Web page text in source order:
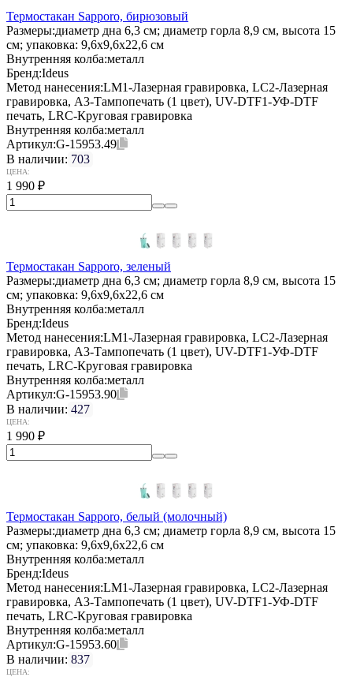
Термостакан Sapporo, бирюзовый
Размеры:диаметр дна 6,3 см; диаметр горла 8,9 см, высота 15
см; упаковка: 9,6x9,6x22,6 см
Внутренняя колба:металл
Бренд:Ideus
Метод нанесения:LM1-Лазерная гравировка, LC2-Лазерная
гравировка, A3-Тампопечать (1 цвет), UV-DTF1-УФ-DTF
печать, LRC-Круговая гравировка
Внутренняя колба:металл
Артикул:G-15953.49
В наличии: 703
ЦЕНА:
1 990 ₽
Термостакан Sapporo, зеленый
Размеры:диаметр дна 6,3 см; диаметр горла 8,9 см, высота 15
см; упаковка: 9,6x9,6x22,6 см
Внутренняя колба:металл
Бренд:Ideus
Метод нанесения:LM1-Лазерная гравировка, LC2-Лазерная
гравировка, A3-Тампопечать (1 цвет), UV-DTF1-УФ-DTF
печать, LRC-Круговая гравировка
Внутренняя колба:металл
Артикул:G-15953.90
В наличии: 427
ЦЕНА:
1 990 ₽
Термостакан Sapporo, белый (молочный)
Размеры:диаметр дна 6,3 см; диаметр горла 8,9 см, высота 15
см; упаковка: 9,6x9,6x22,6 см
Внутренняя колба:металл
Бренд:Ideus
Метод нанесения:LM1-Лазерная гравировка, LC2-Лазерная
гравировка, A3-Тампопечать (1 цвет), UV-DTF1-УФ-DTF
печать, LRC-Круговая гравировка
Внутренняя колба:металл
Артикул:G-15953.60
В наличии: 837
ЦЕНА: